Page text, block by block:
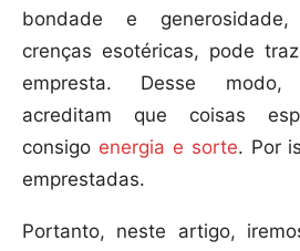
bondade e
crenças esotéricas, pode
empresta. Desse modo,
acreditam que coisas
consigo energia e sorte. Por
emprestadas.
Portanto, neste artigo,